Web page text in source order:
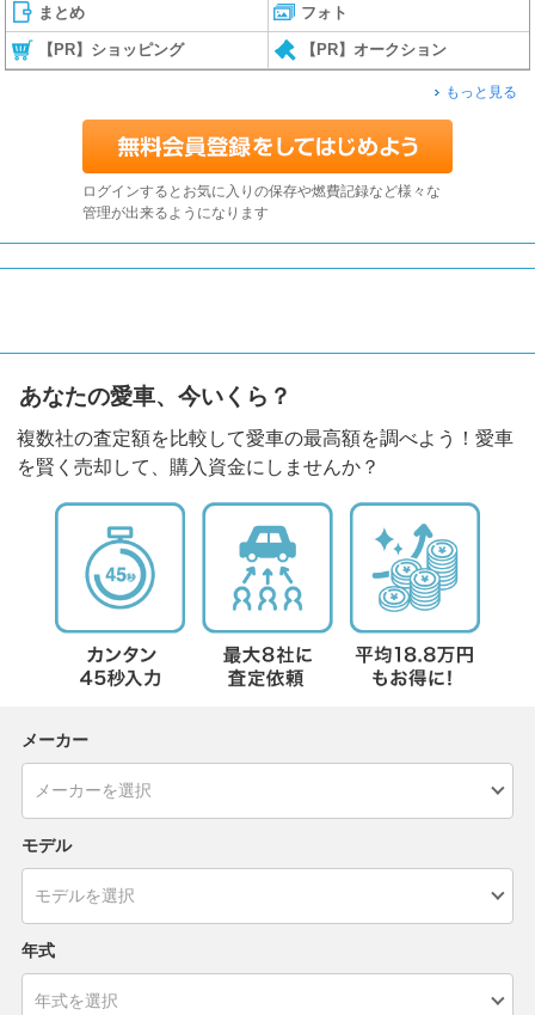
まとめ フォト
【PR】ショッピング 【PR】オークション
もっと見る
ログインするとお気に入りの保存や燃費記録など様々な
管理が出来るようになります
あなたの愛車、今いくら？
複数社の査定額を比較して愛車の最高額を調べよう！愛車
を賢く売却して、購入資金にしませんか？
メーカー
モデル
年式